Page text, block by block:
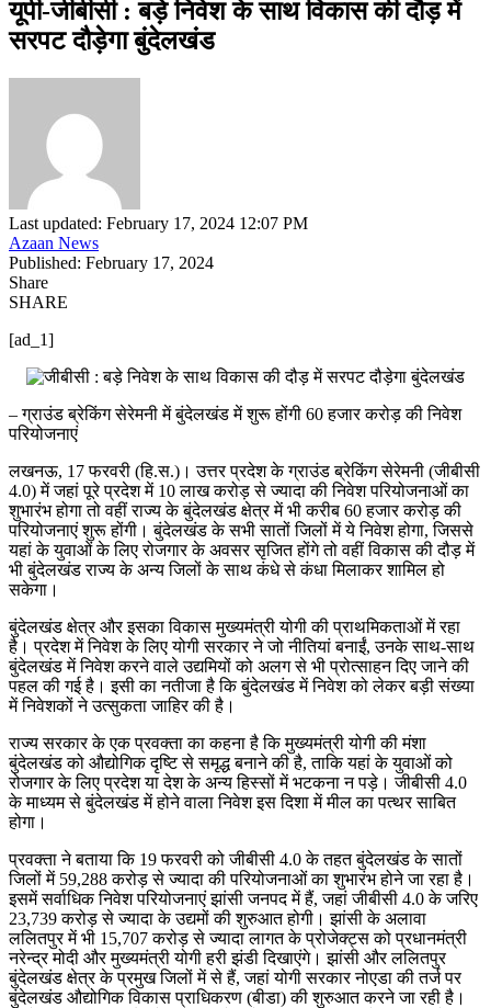
यूपी-जीबीसी : बड़े निवेश के साथ विकास की दौड़ में
सरपट दौड़ेगा बुंदेलखंड
Last updated: February 17, 2024 12:07 PM
Azaan News
Published: February 17, 2024
Share
SHARE
[ad_1]
– ग्राउंड ब्रेकिंग सेरेमनी में बुंदेलखंड में शुरू होंगी 60 हजार करोड़ की निवेश
परियोजनाएं
लखनऊ, 17 फरवरी (हि.स.)। उत्तर प्रदेश के ग्राउंड ब्रेकिंग सेरेमनी (जीबीसी
4.0) में जहां पूरे प्रदेश में 10 लाख करोड़ से ज्यादा की निवेश परियोजनाओं का
शुभारंभ होगा तो वहीं राज्य के बुंदेलखंड क्षेत्र में भी करीब 60 हजार करोड़ की
परियोजनाएं शुरू होंगी। बुंदेलखंड के सभी सातों जिलों में ये निवेश होगा, जिससे
यहां के युवाओं के लिए रोजगार के अवसर सृजित होंगे तो वहीं विकास की दौड़ में
भी बुंदेलखंड राज्य के अन्य जिलों के साथ कंधे से कंधा मिलाकर शामिल हो
सकेगा।
बुंदेलखंड क्षेत्र और इसका विकास मुख्यमंत्री योगी की प्राथमिकताओं में रहा
है। प्रदेश में निवेश के लिए योगी सरकार ने जो नीतियां बनाईं, उनके साथ-साथ
बुंदेलखंड में निवेश करने वाले उद्यमियों को अलग से भी प्रोत्साहन दिए जाने की
पहल की गई है। इसी का नतीजा है कि बुंदेलखंड में निवेश को लेकर बड़ी संख्या
में निवेशकों ने उत्सुकता जाहिर की है।
राज्य सरकार के एक प्रवक्ता का कहना है कि मुख्यमंत्री योगी की मंशा
बुंदेलखंड को औद्योगिक दृष्टि से समृद्ध बनाने की है, ताकि यहां के युवाओं को
रोजगार के लिए प्रदेश या देश के अन्य हिस्सों में भटकना न पड़े। जीबीसी 4.0
के माध्यम से बुंदेलखंड में होने वाला निवेश इस दिशा में मील का पत्थर साबित
होगा।
प्रवक्ता ने बताया कि 19 फरवरी को जीबीसी 4.0 के तहत बुंदेलखंड के सातों
जिलों में 59,288 करोड़ से ज्यादा की परियोजनाओं का शुभारंभ होने जा रहा है।
इसमें सर्वाधिक निवेश परियोजनाएं झांसी जनपद में हैं, जहां जीबीसी 4.0 के जरिए
23,739 करोड़ से ज्यादा के उद्यमों की शुरुआत होगी। झांसी के अलावा
ललितपुर में भी 15,707 करोड़ से ज्यादा लागत के प्रोजेक्ट्स को प्रधानमंत्री
नरेन्द्र मोदी और मुख्यमंत्री योगी हरी झंडी दिखाएंगे। झांसी और ललितपुर
बुंदेलखंड क्षेत्र के प्रमुख जिलों में से हैं, जहां योगी सरकार नोएडा की तर्ज पर
बुंदेलखंड औद्योगिक विकास प्राधिकरण (बीडा) की शुरुआत करने जा रही है।